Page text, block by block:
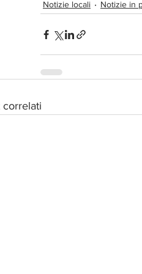
Notizie locali Notizie in
correlati